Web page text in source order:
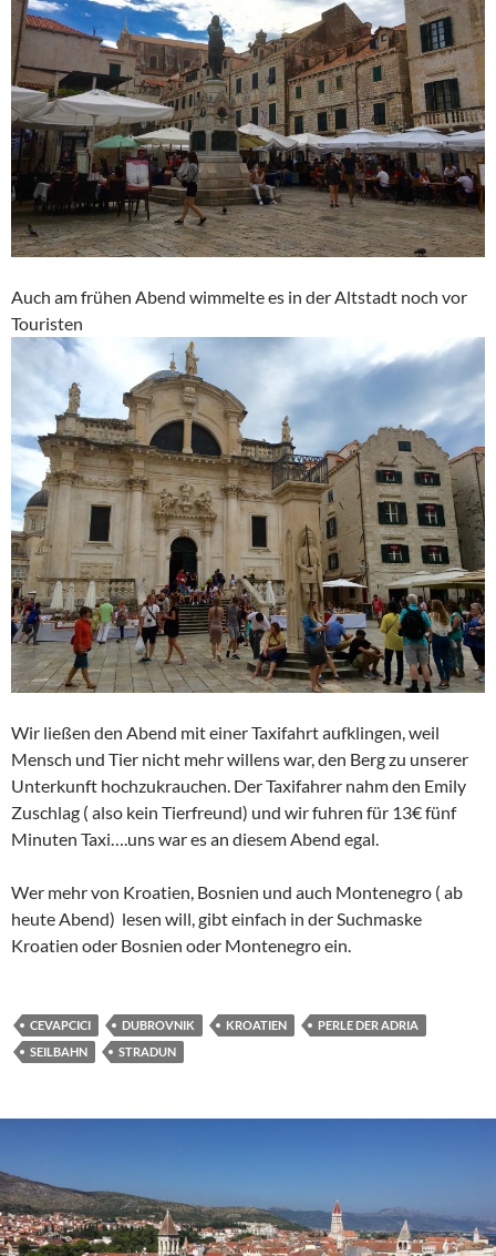
Auch am frühen Abend wimmelte es in der Altstadt noch vor
Touristen
Wir ließen den Abend mit einer Taxifahrt aufklingen, weil
Mensch und Tier nicht mehr willens war, den Berg zu unserer
Unterkunft hochzukrauchen. Der Taxifahrer nahm den Emily
Zuschlag ( also kein Tierfreund) und wir fuhren für 13€ fünf
Minuten Taxi….uns war es an diesem Abend egal.
Wer mehr von Kroatien, Bosnien und auch Montenegro ( ab
heute Abend) lesen will, gibt einfach in der Suchmaske
Kroatien oder Bosnien oder Montenegro ein.
CEVAPCICI DUBROVNIK KROATIEN
PERLE DER ADRIA
SEILBAHN
STRADUN